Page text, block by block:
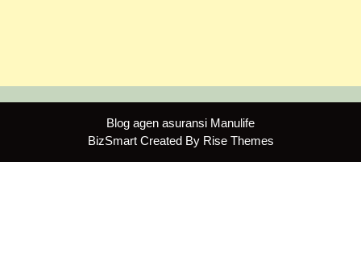
Blog agen asuransi Manulife
BizSmart Created By Rise Themes